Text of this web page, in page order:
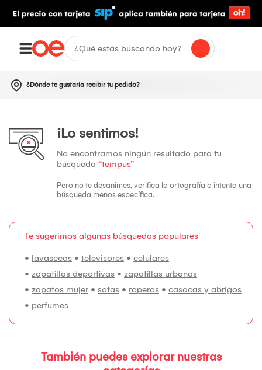
¿Dónde te gustaría recibir tu pedido?
¡Lo sentimos!
No encontramos ningún resultado para tu
búsqueda “tempus”
Pero no te desanimes, verifica la ortografía o intenta una
búsqueda menos específica.
Te sugerimos algunas búsquedas populares
• lavasecas • televisores • celulares
• zapatillas deportivas • zapatillas urbanas
• zapatos mujer • sofas • roperos • casacas y abrigos
• perfumes
También puedes explorar nuestras